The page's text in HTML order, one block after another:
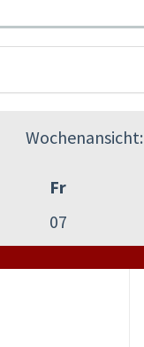
Wochenansicht:
Fr
07